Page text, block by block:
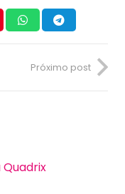
Próximo post
Quadrix